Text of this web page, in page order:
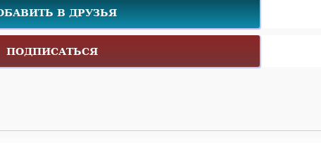
В ДРУЗЬЯ
ПОДПИСАТЬСЯ